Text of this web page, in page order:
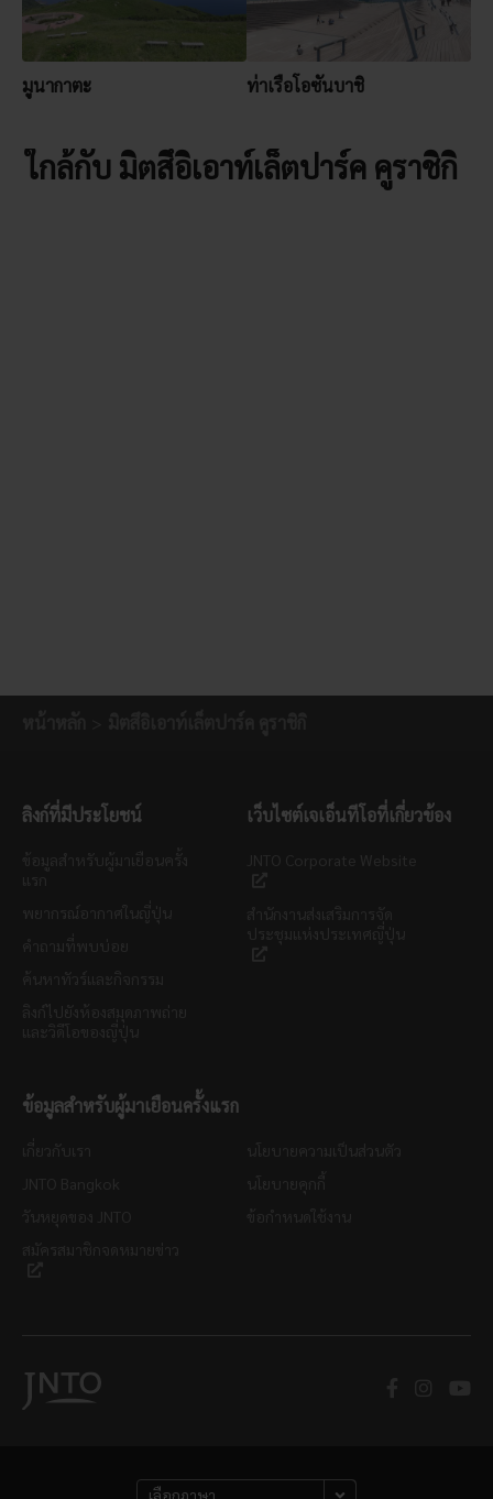
มูนากาตะ ท่าเรือโอซันบาชิ
ใกล้กับ มิตสึอิเอาท์เล็ตปาร์ค คูราชิกิ
ลิงก์ที่มีประโยชน์ เว็บไซต์เจเอ็นทีโอที่เกี่ยวข้อง
ข้อมูลสำหรับผู้มาเยือนครั้งแรก